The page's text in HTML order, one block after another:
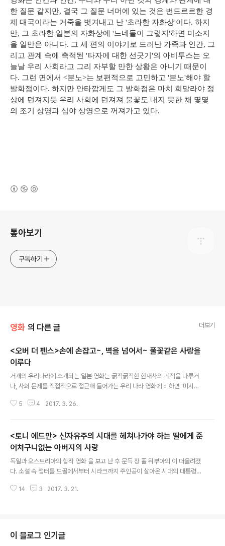
한 질문 같지만, 결국 그 질문 너머에 있는 것은 번드르르한 경
제 대국이라는 거죽을 벗겨내고 난 '초라한 자화상'이다. 하지
만, 그 초라한 일본의 자화상에 '느네들이 그렇지'하면 미소지
을 일만은 아니다. 그 세 편의 이야기로 드러난 가족과 인간, 그
리고 관계 속에 축적된 '타자에 대한 선긋기'의 아비투스는 오
늘날 우리 사회라고 그리 자부할 만한 상황은 아니기 때문이
다. 그런 면에서 <분노>는 보편적으로 고민하고 '분노'해야 할
발화점이다. 하지만 안타깝게도 그 발화점은 마치 희말라야 정
상에 던져지듯 우리 사회에 던져져 불꽃도 내지 못한 채 몇몇
의 조기 상영과 심야 상영으로 꺼져가고 있다.
톺아보기
구독하기
영화 의 다른 글 더보기
<오버 더 펜스>손에 손잡고~, 벽을 넘어서~ 풀꽃같은 사랑을
이루다
거개의 우리나라에 소개되는 일본 영화는 굵직굵직한 현재사의 궤적을 다루거
나, 사회 문제를 직접적으로 접근해 들어가는 우리 나라 영화에 비하면 '미시
래서 '심심하다(?)'. 그런데 그 '심심한 영화 속에 빠져들다 보면 묘하게도 사람
가 사토 야스시는 전업작가로서의 생활을 포기하고 고향인 홋카이도의 하코다
테로 돌아갔다. 그 곳에서 새로운 모색을 하기 위해 직업 훈련 학교까지 들어갔
다. 그러나 그의 전직은 실패했다. 그가 새 직업을 구하는 대신, 당시의 경험을
소설 으로 써버렸..
5 4 2017. 3. 26.
<토니 에드만> 신자유주의 시대를 헤쳐나가야 하는 딸에게 준
어처구니없는 아버지의 사랑
독일과 오스트리아의 합작 영화 을 보고 난 후 문득 장 폴 뒤부아의 이 떠올려졌
다. 소설 속 챕터를 드골에서부터 시라크까지 주인공이 살아온 시대의 대통령
까지 나고 자라고 가족을 이루며 나이들어 갔지만, 그의 삶이 그 대통령의 이름
해 '속수무책'인 아버지 폴 빌릭, 물론 속 딸은 자폐증도, 정신병원도 아니지만,
아버지인 토니 에드만이 보기엔 그에 버금가게 심각해 보이고, 그런 딸의 모습
14 3 2017. 3. 21.
이 블로그 인기글